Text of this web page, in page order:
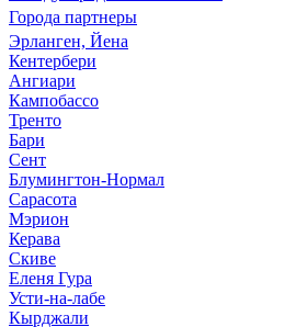
Города партнеры
Эрланген, Йена
Кентербери
Ангиари
Кампобассо
Тренто
Бари
Сент
Блумингтон-Нормал
Сарасота
Мэрион
Керава
Скиве
Еленя Гура
Усти-на-лабе
Кырджали